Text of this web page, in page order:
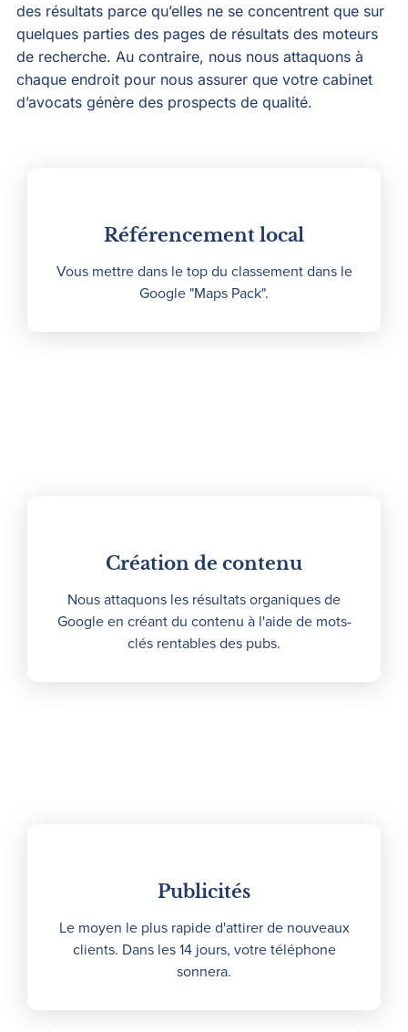
des résultats parce qu’elles ne se concentrent que sur
quelques parties des pages de résultats des moteurs
de recherche. Au contraire, nous nous attaquons à
chaque endroit pour nous assurer que votre cabinet
d’avocats génère des prospects de qualité.
Référencement local
Vous mettre dans le top du classement dans le
Google "Maps Pack".
Création de contenu
Nous attaquons les résultats organiques de
Google en créant du contenu à l'aide de mots-
clés rentables des pubs.
Publicités
Le moyen le plus rapide d'attirer de nouveaux
clients. Dans les 14 jours, votre téléphone
sonnera.